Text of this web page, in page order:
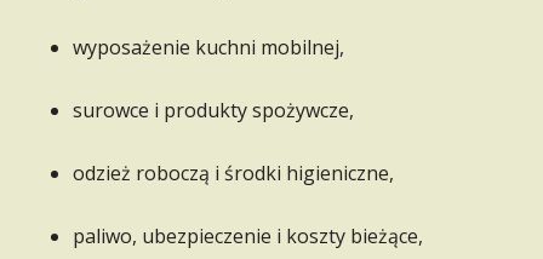
wyposażenie kuchni mobilnej,
surowce i produkty spożywcze,
odzież roboczą i środki higieniczne,
paliwo, ubezpieczenie i koszty bieżące,